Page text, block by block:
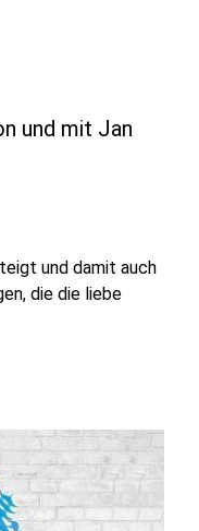
und mit Jan
und damit auch
die die liebe